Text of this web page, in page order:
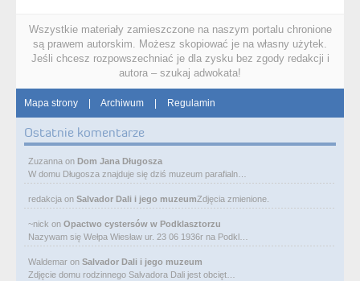
Wszystkie materiały zamieszczone na naszym portalu chronione
są prawem autorskim. Możesz skopiować je na własny użytek.
Jeśli chcesz rozpowszechniać je dla zysku bez zgody redakcji i
autora – szukaj adwokata!
Mapa strony | Archiwum | Regulamin
Ostatnie komentarze
Zuzanna on Dom Jana Długosza
W domu Długosza znajduje się dziś muzeum parafialn…
redakcja on Salvador Dali i jego muzeumZdjęcia zmienione.
~nick on Opactwo cystersów w Podklasztorzu
Nazywam się Wełpa Wiesław ur. 23 06 1936r na Podkl…
Waldemar on Salvador Dali i jego muzeum
Zdjęcie domu rodzinnego Salvadora Dali jest obcięt…